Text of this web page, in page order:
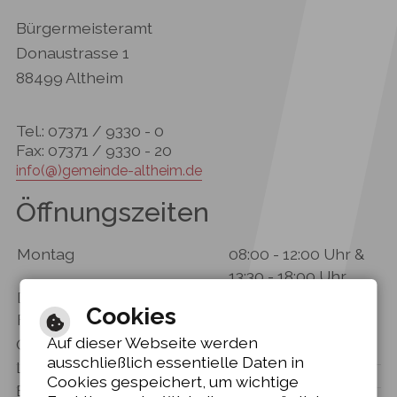
Bürgermeisteramt
Donaustrasse 1
88499 Altheim
Tel.: 07371 / 9330 - 0
Fax: 07371 / 9330 - 20
info(@)gemeinde-altheim.de
Öffnungszeiten
Montag
Dienstag - Donnerstag
Freitag
08:00 - 12:00 Uhr &
13:30 - 18:00 Uhr
Gebärdensprache
Leichte Sprache
Barrierefreie Ansicht
Cookies
Auf dieser Webseite werden
ausschließlich essentielle Daten in
Cookies gespeichert, um wichtige